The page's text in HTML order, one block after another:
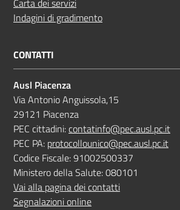
Indagini di gradimento
CONTATTI
Ausl Piacenza
Via Antonio Anguissola,15
29121 Piacenza
PEC cittadini:contatinfo@pec.ausl.pc.it
PEC PA: protocollounico@pec.ausl.pc.it
Codice Fiscale: 91002500337
Ministero della Salute: 080101
Vai alla pagina dei contatti
Segnalazioni online